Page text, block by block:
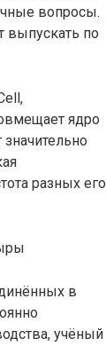
вопросы.
выпускать по
ядро
разных его
в
учёный